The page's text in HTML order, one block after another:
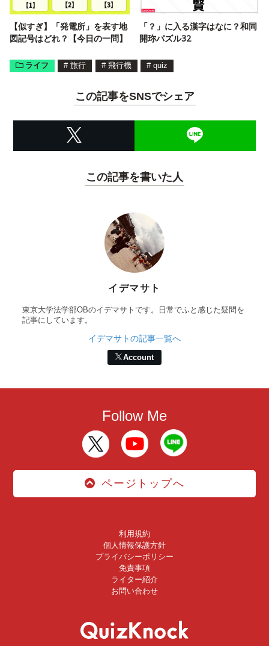
【似すぎ】「発電所」を表す地
図記号はどれ？【今日の一問】
「？」に入る漢字はなに？和同
開珎パズル32
ライフ # 旅行 # 飛行機 # quiz
この記事をSNSでシェア
この記事を書いた人
イデマサト
東京大学法学部OBのイデマサトです。日常でふと感じた疑問を
記事にしています。
イデマサトの記事一覧へ
Account
Follow Me
ページトップへ
利用規約
個人情報保護方針
プライバシーポリシー
免責事項
ライター紹介
お問い合わせ